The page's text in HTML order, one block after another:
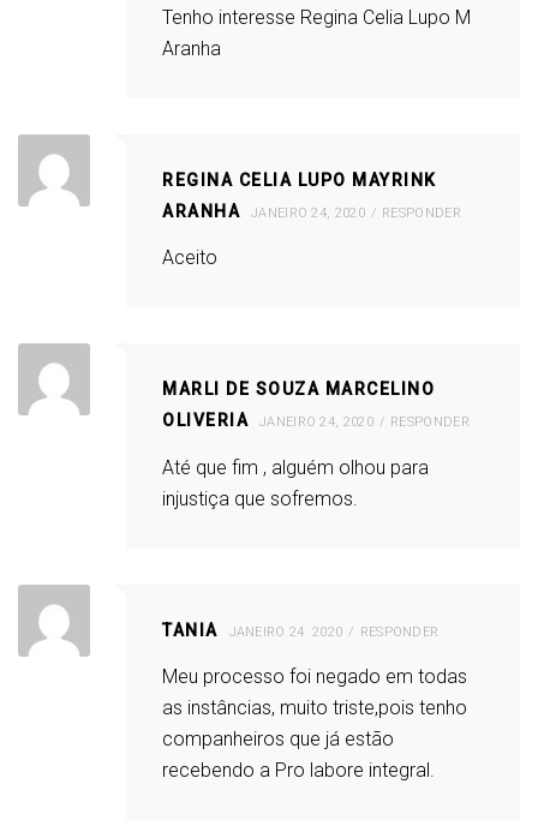
Tenho interesse Regina Celia Lupo M
Aranha
REGINA CELIA LUPO MAYRINK
ARANHA
JANEIRO 24, 2020 RESPONDER
Aceito
MARLI DE SOUZA MARCELINO
OLIVERIA
JANEIRO 24, 2020 RESPONDER
Até que fim , alguém olhou para
injustiça que sofremos.
TANIA JANEIRO 24, 2020 RESPONDER
Meu processo foi negado em todas
as instâncias, muito triste,pois tenho
companheiros que já estão
recebendo a Pro labore integral.